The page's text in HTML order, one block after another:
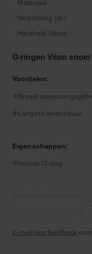
Materiaal
Verpakking (st.)
Hardheid Shore
O-ringen Viton
Voordelen:
Breed
Langere levensduur
Eigenschappen:
Precisie O-ring
Let op: Viton is niet
E-mail ons feedback